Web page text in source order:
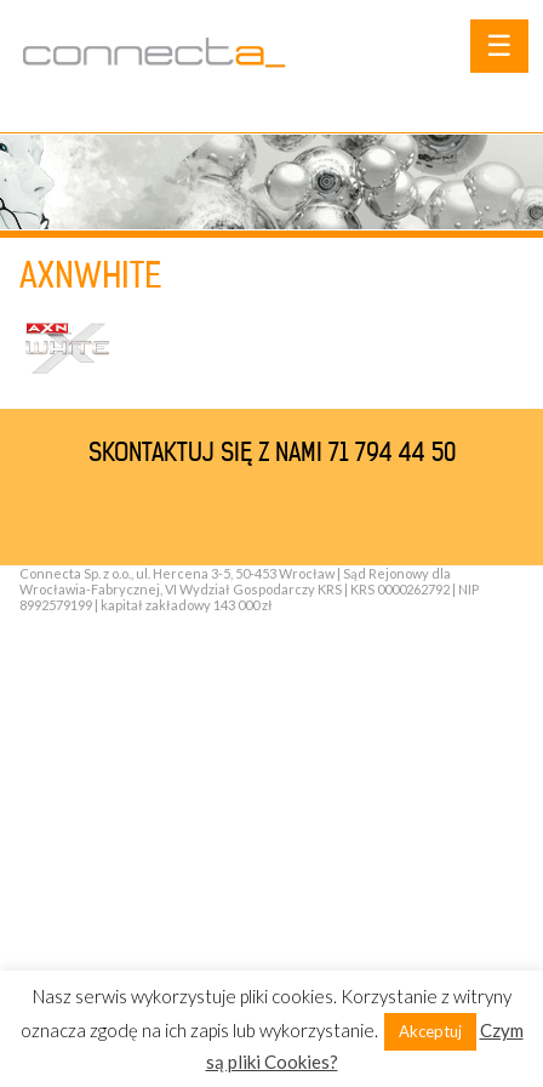
☰
AXNWHITE
SKONTAKTUJ SIĘ Z NAMI 71 794 44 50
Connecta Sp. z o.o., ul. Hercena 3-5, 50-453 Wrocław | Sąd Rejonowy dla
Wrocławia-Fabrycznej, VI Wydział Gospodarczy KRS | KRS 0000262792 | NIP
8992579199 | kapitał zakładowy 143 000 zł
Nasz serwis wykorzystuje pliki cookies. Korzystanie z witryny
oznacza zgodę na ich zapis lub wykorzystanie.
Akceptuj
Czym
są pliki Cookies?